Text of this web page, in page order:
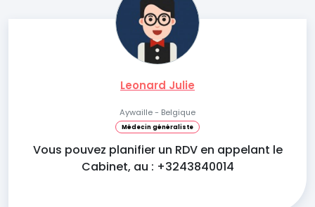
Leonard Julie
Aywaille - Belgique
Médecin généraliste
Vous pouvez planifier un RDV en appelant le
Cabinet, au : +3243840014